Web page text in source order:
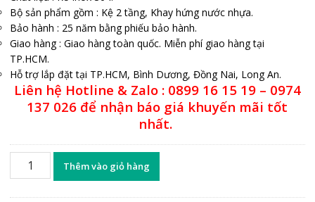
Bộ sản phẩm gồm : Kệ 2 tầng, Khay hứng nước nhựa.
Bảo hành : 25 năm bằng phiếu bảo hành.
Giao hàng : Giao hàng toàn quốc. Miễn phí giao hàng tại
TP.HCM.
Hỗ trợ lắp đặt tại TP.HCM, Bình Dương, Đồng Nai, Long An.
Liên hệ Hotline & Zalo : 0899 16 15 19 – 0974
137 026 để nhận báo giá khuyến mãi tốt
nhất.
chén
Thêm vào giỏ hàng